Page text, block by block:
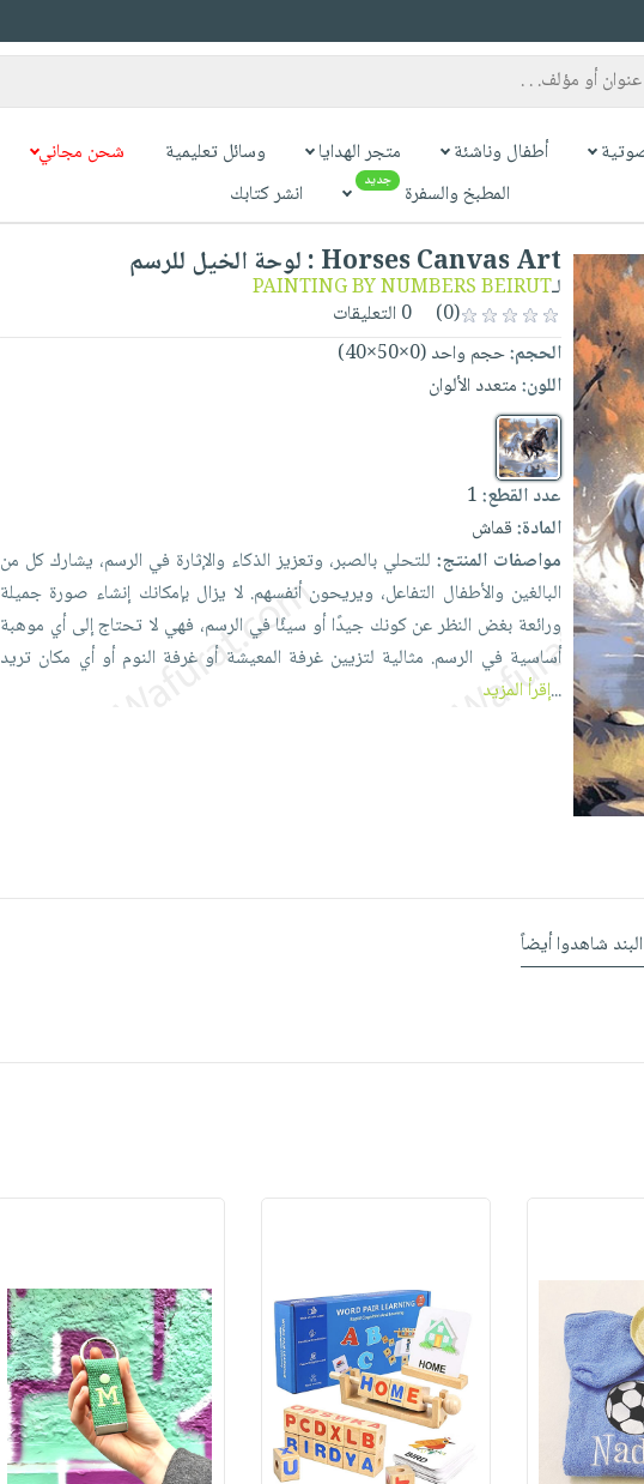
أطفال وناشئة متجر الهدايا وسائل تعليمية شحن مجاني
المطبخ والسفرة جديد انشر كتابك
Horses Canvas Art : لوحة الخيل للرسم
لـPAINTING BY NUMBERS BEIRUT
(0)
0 التعليقات
الحجم:حجم واحد (0×50×40)
اللون:متعدد الألوان
عدد القطع:1
المادة:قماش
مواصفات المنتج: للتحليبالصبر، وتعزيزالذكاء والإثارة في الرسم، يشارككل من
البالغين والأطفال التفاعل، ويريحونأنفسهم.لا يزالبإمكانكإنشاء صورة جميلة
ورائعة بغض النظرعنكونكجيدًاأو سيئًافي الرسم، فهي لا تحتاجإلىأي موهبة
أساسية في الرسم. مثالية لتزيينغرفة المعيشةأو غرفة النومأوأي مكان تريد
...إقرأ المزيد
شاهدوا أيضاً